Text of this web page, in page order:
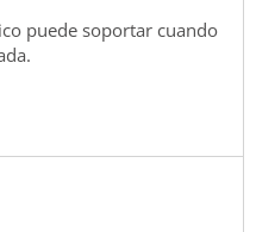
puede soportar cuando